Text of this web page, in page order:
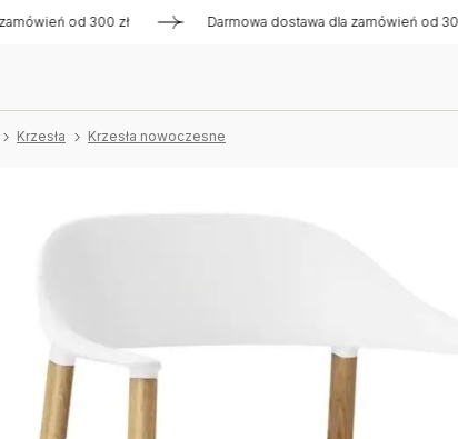
od 300 zł Darmowa dostawa dla zamówień od 300 zł
Krzesła Krzesła nowoczesne